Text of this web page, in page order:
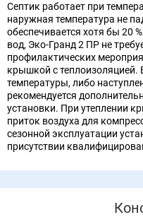
Септик работает при
наружная температура не
обеспечивается хотя бы 20
вод, Эко-Гранд 2 ПР не
профилактических
крышкой с теплоизоляцией.
температуры, либо
рекомендуется
установки. При утеплении
приток воздуха для
сезонной эксплуатации
присутствии